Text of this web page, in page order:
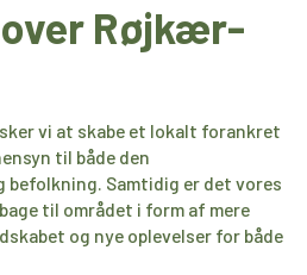
Røjkær-
vi at skabe et lokalt forankret
til både den
befolkning. Samtidig er det vores
til området i form af mere
og nye oplevelser for både